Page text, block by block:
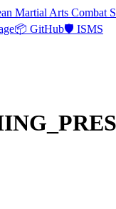
Martial Arts Combat
📦 GitHub🛡️ ISMS